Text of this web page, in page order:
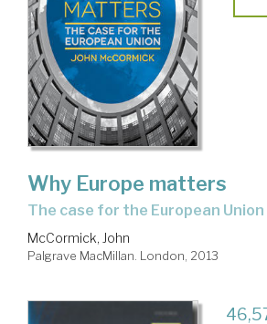
Why Europe matters
the case for the European Union
McCormick, John
Palgrave MacMillan. London, 2013